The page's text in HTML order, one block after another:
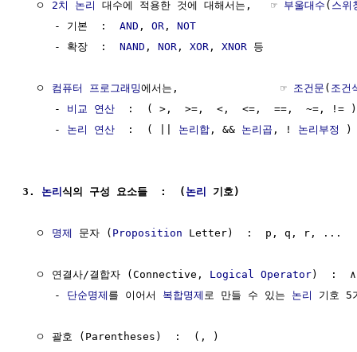
  ㅇ
2치 논리 대수에 적용한 것에 대해서는,   ☞ 부울대수 ( 스위
     - 기본  :
AND , OR , NOT
     - 확장  :
NAND , NOR , XOR , XNOR 등
  ㅇ
컴퓨터 프로그래밍에서는,                ☞ 조건문 ( 조건
     -
비교 연산
  :  ( >,  >=,  <,  <=,  ==,  ~=, != )
     -
논리 연산
  :  ( ||
논리합 , && 논리곱 , ! 논리부정 )
3. 논리식의 구성 요소들  :  ( 논리 기호)
  ㅇ
명제 문자 ( Proposition Letter)  :  p, q, r, ...
  ㅇ 연결사/결합자 (Connective,
Logical Operator)  :
     -
단순명제 를 이어서 복합명제 로 만들 수 있는 논리 기호
  ㅇ 괄호 (Parentheses)  :  (, )